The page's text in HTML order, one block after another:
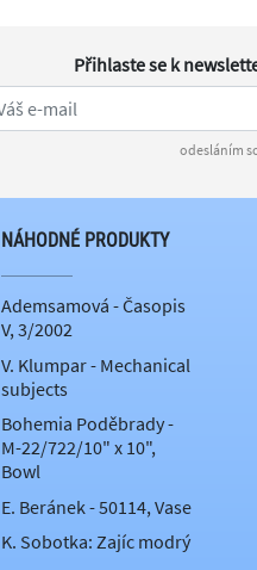
Přihlaste se k
odesláním
NÁHODNÉ PRODUKTY
Ademsamová - Časopis
V, 3/2002
V. Klumpar - Mechanical
subjects
Bohemia Poděbrady -
M-22/722/10" x 10",
Bowl
E. Beránek - 50114, Vase
K. Sobotka: Zajíc modrý